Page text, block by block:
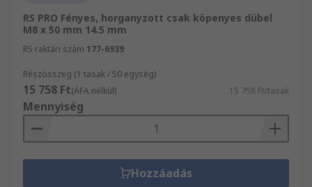
RS PRO Fényes, horganyzott csak köpenyes dübel
M8 x 50 mm 14.5 mm
RS raktári szám 177-6939
Részösszeg (1 tasak / 50 egység)
15 758 Ft(ÁFA nélkül) 15 758 Ft/tasak
Mennyiség
Hozzáadás